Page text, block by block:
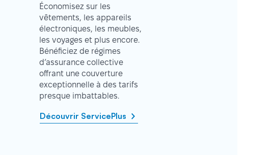
Économisez sur les
vêtements, les appareils
électroniques, les meubles,
les voyages et plus encore.
Bénéficiez de régimes
d’assurance collective
offrant une couverture
exceptionnelle à des tarifs
presque imbattables.
Découvrir ServicePlus